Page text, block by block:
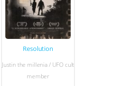
Resolution
Justin the millenia / UFO cult
member